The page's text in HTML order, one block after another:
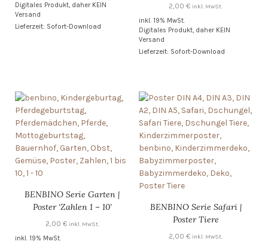
Digitales Produkt, daher KEIN
Versand
Lieferzeit: Sofort-Download
2,00€ inkl. MwSt.
inkl. 19% MwSt.
Digitales Produkt, daher KEIN
Versand
Lieferzeit: Sofort-Download
BENBINO Serie Garten |
Poster ‘Zahlen 1 – 10’
2,00 € inkl. MwSt.
inkl. 19% MwSt.
BENBINO Serie Safari |
Poster Tiere
2,00€ inkl. MwSt.